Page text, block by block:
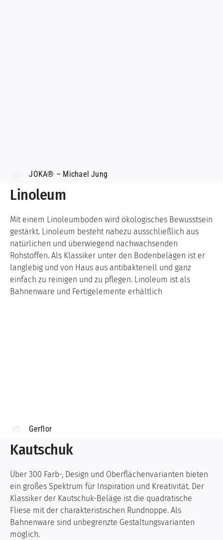
JOKA® – Michael Jung
Linoleum
Mit einem Linoleumboden wird ökologisches Bewusstsein
gestärkt. Linoleum besteht nahezu ausschließlich aus
natürlichen und überwiegend nachwachsenden
Rohstoffen. Als Klassiker unter den Bodenbelägen ist er
langlebig und von Haus aus antibakteriell und ganz
einfach zu reinigen und zu pflegen. Linoleum ist als
Bahnenware und Fertigelemente erhältlich
Gerflor
Kautschuk
Über 300 Farb-, Design und Oberflächenvarianten bieten
ein großes Spektrum für Inspiration und Kreativität. Der
Klassiker der Kautschuk-Beläge ist die quadratische
Fliese mit der charakteristischen Rundnoppe. Als
Bahnenware sind unbegrenzte Gestaltungsvarianten
möglich.